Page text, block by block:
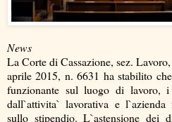
News
La Corte di Cassazione, sez.
aprile 2015, n. 6631 ha stabilito
funzionante sul luogo di lavoro, i
dall`attivita` lavorativa e
sullo stipendio. L`astensione dei